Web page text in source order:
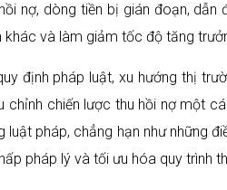
nợ, dòng tiền bị gián đoạn,
và làm giảm tốc độ tăng
định pháp luật, xu hướng thị
chỉnh chiến lược thu hồi nợ một
pháp, chẳng hạn như những
pháp lý và tối ưu hóa quy trình